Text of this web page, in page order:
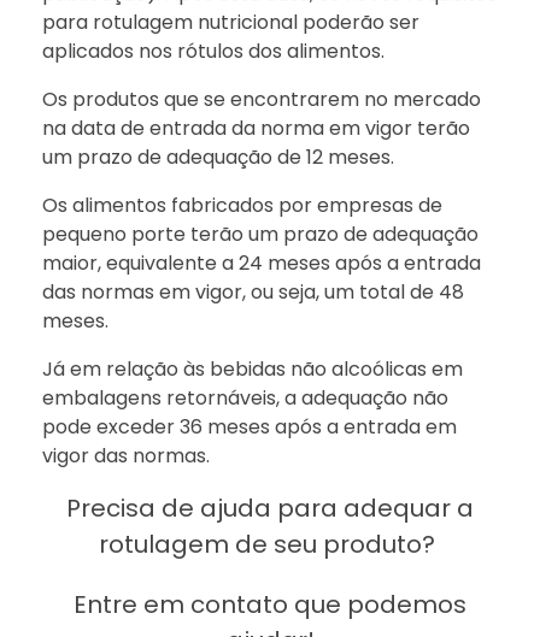
para rotulagem nutricional poderão ser
aplicados nos rótulos dos alimentos.
Os produtos que se encontrarem no mercado
na data de entrada da norma em vigor terão
um prazo de adequação de 12 meses.
Os alimentos fabricados por empresas de
pequeno porte terão um prazo de adequação
maior, equivalente a 24 meses após a entrada
das normas em vigor, ou seja, um total de 48
meses.
Já em relação às bebidas não alcoólicas em
embalagens retornáveis, a adequação não
pode exceder 36 meses após a entrada em
vigor das normas.
Precisa de ajuda para adequar a
rotulagem de seu produto?
Entre em contato que podemos